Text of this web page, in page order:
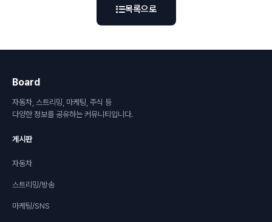
목록으로
Board
자동차, 스트리밍, 마케팅, 주식 등
다양한 정보를 공유하는 커뮤니티입니다.
게시판
자동차
스트리밍/방송
마케팅/SNS